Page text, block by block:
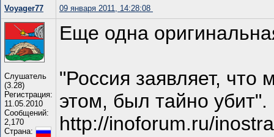
Voyager77 09 января 2011, 14:28:08
Слушатель
(3.28)
Регистрация:
11.05.2010
Сообщений:
2,170
Страна:
Еще одна
"Россия заявляет,
этом, был тайно убит".
http://inoforum.ru/